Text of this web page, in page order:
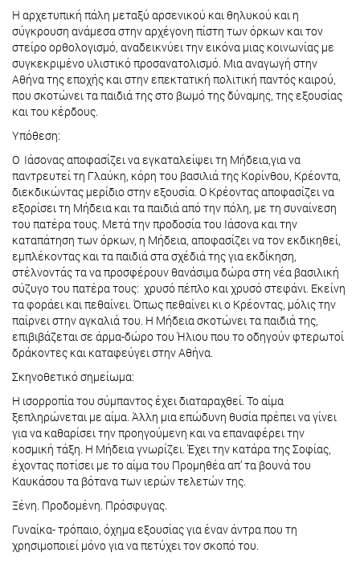
Η αρχετυπική πάλη μεταξύ αρσενικού και θηλυκού και η
σύγκρουση ανάμεσα στην αρχέγονη πίστη των όρκων και τον
στείρο ορθολογισμό, αναδεικνύει την εικόνα μιας κοινωνίας με
συγκεκριμένο υλιστικό προσανατολισμό. Μια αναγωγή στην
Αθήνα της εποχής και στην επεκτατική πολιτική παντός καιρού,
που σκοτώνει τα παιδιά της στο βωμό της δύναμης, της εξουσίας
και του κέρδους.
Υπόθεση:
Ο Ιάσονας αποφασίζει να εγκαταλείψει τη Μήδεια,για να
παντρευτεί τη Γλαύκη, κόρη του βασιλιά της Κορίνθου, Κρέοντα,
διεκδικώντας μερίδιο στην εξουσία. Ο Κρέοντας αποφασίζει να
εξορίσει τη Μήδεια και τα παιδιά από την πόλη, με τη συναίνεση
του πατέρα τους. Μετά την προδοσία του Ιάσονα και την
καταπάτηση των όρκων, η Μήδεια, αποφασίζει να τον εκδικηθεί,
εμπλέκοντας και τα παιδιά στα σχέδιά της για εκδίκηση,
στέλνοντάς τα να προσφέρουν θανάσιμα δώρα στη νέα βασιλική
σύζυγο του πατέρα τους: χρυσό πέπλο και χρυσό στεφάνι. Εκείνη
τα φοράει και πεθαίνει. Όπως πεθαίνει κι ο Κρέοντας, μόλις την
παίρνει στην αγκαλιά του. Η Μήδεια σκοτώνει τα παιδιά της,
επιβιβάζεται σε άρμα-δώρο του Ήλιου που το οδηγούν φτερωτοί
δράκοντες και καταφεύγει στην Αθήνα.
Σκηνοθετικό σημείωμα:
Η ισορροπία του σύμπαντος έχει διαταραχθεί. Το αίμα
ξεπληρώνεται με αίμα. Άλλη μια επώδυνη θυσία πρέπει να γίνει
για να καθαρίσει την προηγούμενη και να επαναφέρει την
κοσμική τάξη. Η Μήδεια γνωρίζει. Έχει την κατάρα της Σοφίας,
έχοντας ποτίσει με το αίμα του Προμηθέα απ’ τα βουνά του
Καυκάσου τα βότανα των ιερών τελετών της.
Ξένη. Προδομένη. Πρόσφυγας.
Γυναίκα- τρόπαιο, όχημα εξουσίας για έναν άντρα που τη
χρησιμοποιεί μόνο για να πετύχει τον σκοπό του.